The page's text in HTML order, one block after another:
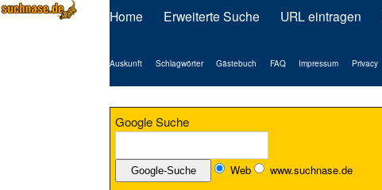
Home Erweiterte Suche URL eintragen
Auskunft Schlagwörter Gästebuch FAQ Impressum Privacy
Google Suche
Web www.suchnase.de